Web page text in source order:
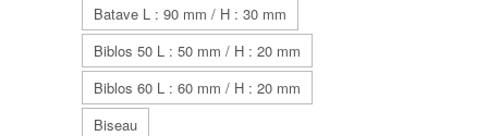
Batave L : 90 mm / H : 30 mm
Biblos 50 L : 50 mm / H : 20 mm
Biblos 60 L : 60 mm / H : 20 mm
Biseau